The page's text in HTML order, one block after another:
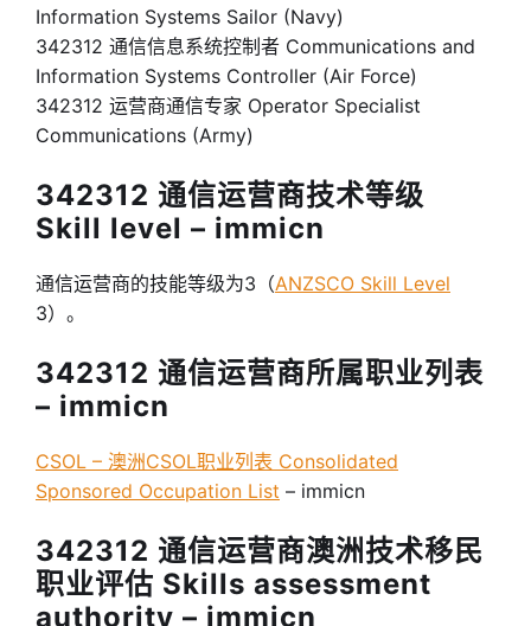
Information Systems Sailor (Navy)
342312 通信信息系统控制者 Communications and
Information Systems Controller (Air Force)
342312 运营商通信专家 Operator Specialist
Communications (Army)
342312 通信运营商技术等级
Skill level – immicn
通信运营商的技能等级为3（ANZSCO Skill Level
3）。
342312 通信运营商所属职业列表
– immicn
CSOL – 澳洲CSOL职业列表 Consolidated
Sponsored Occupation List – immicn
342312 通信运营商澳洲技术移民
职业评估 Skills assessment
authority – immicn